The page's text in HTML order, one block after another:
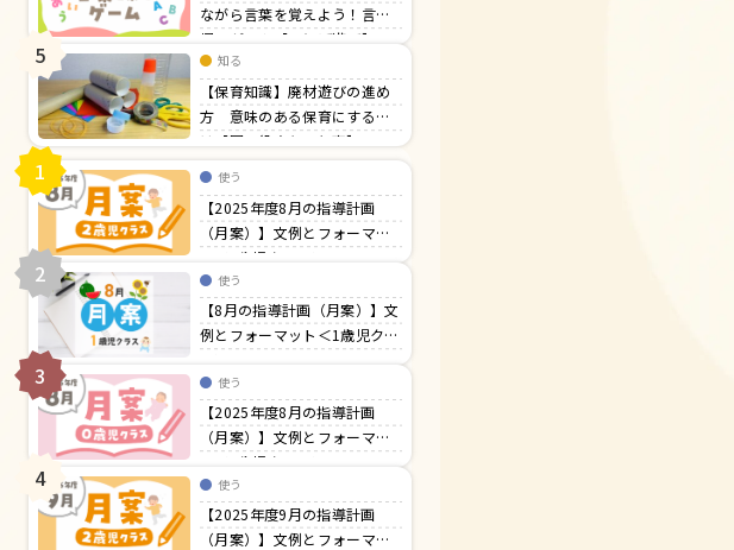
ながら言葉を覚えよう！言葉
探しゲーム【ことば遊び】
5 知る
【保育知識】廃材遊びの進め
方 意味のある保育にするに
は【園の役立ち・行事】
1 使う
【2025年度8月の指導計画
（月案）】文例とフォーマッ
ト＜2歳児クラス＞
2 使う
【8月の指導計画（月案）】文
例とフォーマット＜1歳児クラ
3 使う
【2025年度8月の指導計画
（月案）】文例とフォーマッ
ト＜0歳児クラス＞
4 使う
【2025年度9月の指導計画
（月案）】文例とフォーマッ